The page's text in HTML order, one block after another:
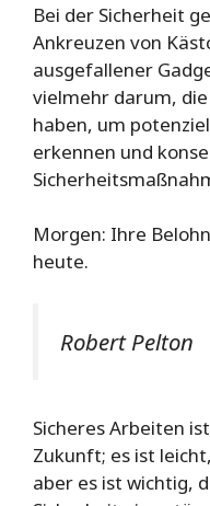
Bei der Sicherheit
Ankreuzen von
ausgefallener
vielmehr darum,
haben, um
erkennen und
Morgen: Ihre
heute.
Robert Pelton
Sicheres Arbeiten
Zukunft; es ist
aber es ist wichtig,